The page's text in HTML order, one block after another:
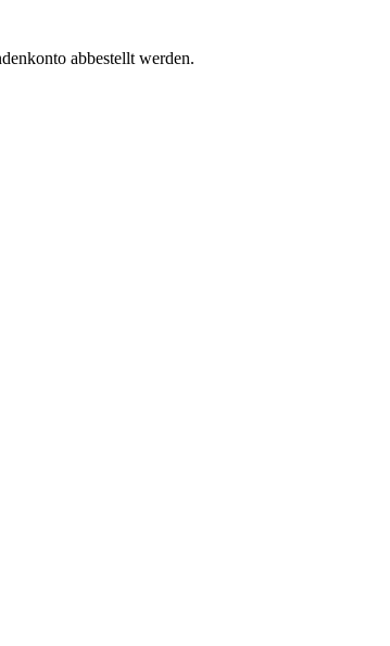
abbestellt werden.